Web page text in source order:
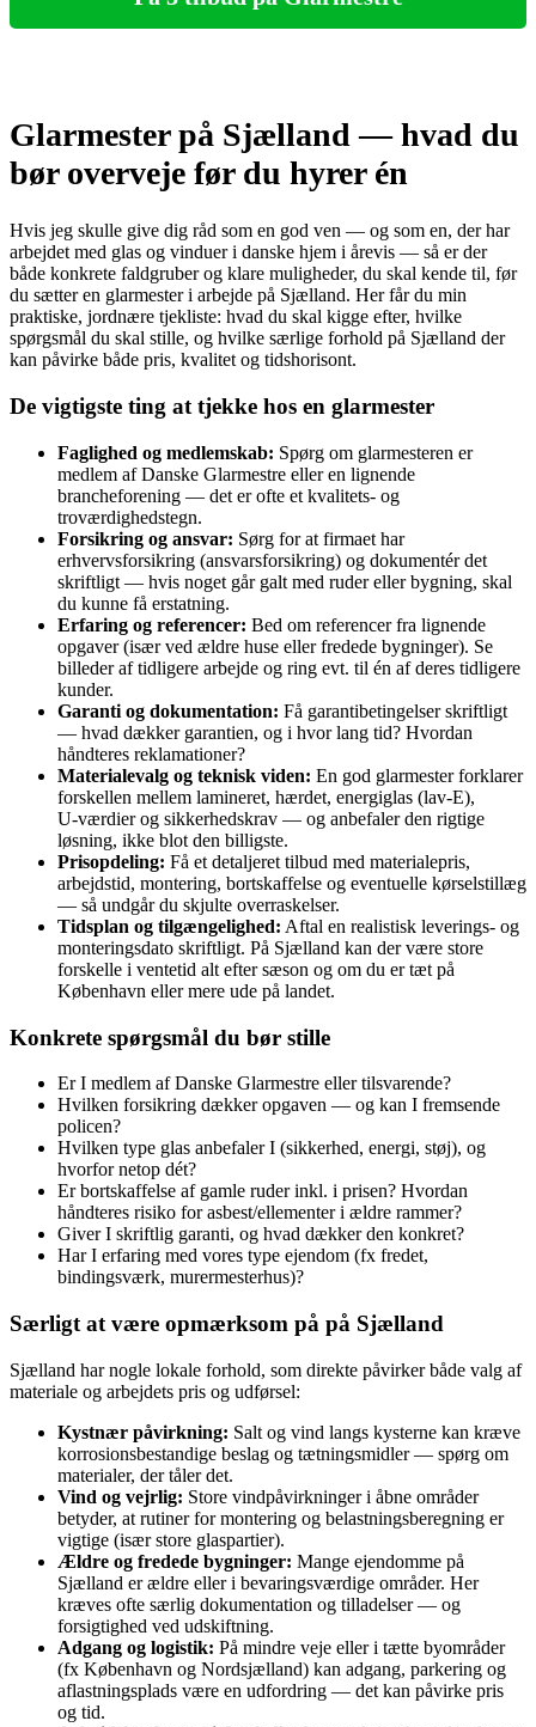
Glarmester på Sjælland — hvad du
bør overveje før du hyrer én
Hvis jeg skulle give dig råd som en god ven — og som en, der har
arbejdet med glas og vinduer i danske hjem i årevis — så er der
både konkrete faldgruber og klare muligheder, du skal kende til, før
du sætter en glarmester i arbejde på Sjælland. Her får du min
praktiske, jordnære tjekliste: hvad du skal kigge efter, hvilke
spørgsmål du skal stille, og hvilke særlige forhold på Sjælland der
kan påvirke både pris, kvalitet og tidshorisont.
De vigtigste ting at tjekke hos en glarmester
Faglighed og medlemskab: Spørg om glarmesteren er
medlem af Danske Glarmestre eller en lignende
brancheforening — det er ofte et kvalitets- og
troværdighedstegn.
Forsikring og ansvar: Sørg for at firmaet har
erhvervsforsikring (ansvarsforsikring) og dokumentér det
skriftligt — hvis noget går galt med ruder eller bygning, skal
du kunne få erstatning.
Erfaring og referencer: Bed om referencer fra lignende
opgaver (især ved ældre huse eller fredede bygninger). Se
billeder af tidligere arbejde og ring evt. til én af deres tidligere
kunder.
Garanti og dokumentation: Få garantibetingelser skriftligt
— hvad dækker garantien, og i hvor lang tid? Hvordan
håndteres reklamationer?
Materialevalg og teknisk viden: En god glarmester forklarer
forskellen mellem lamineret, hærdet, energiglas (lav‑E),
U‑værdier og sikkerhedskrav — og anbefaler den rigtige
løsning, ikke blot den billigste.
Prisopdeling: Få et detaljeret tilbud med materialepris,
arbejdstid, montering, bortskaffelse og eventuelle kørselstillæg
— så undgår du skjulte overraskelser.
Tidsplan og tilgængelighed: Aftal en realistisk leverings‑ og
monteringsdato skriftligt. På Sjælland kan der være store
forskelle i ventetid alt efter sæson og om du er tæt på
København eller mere ude på landet.
Konkrete spørgsmål du bør stille
Er I medlem af Danske Glarmestre eller tilsvarende?
Hvilken forsikring dækker opgaven — og kan I fremsende
policen?
Hvilken type glas anbefaler I (sikkerhed, energi, støj), og
hvorfor netop dét?
Er bortskaffelse af gamle ruder inkl. i prisen? Hvordan
håndteres risiko for asbest/ellementer i ældre rammer?
Giver I skriftlig garanti, og hvad dækker den konkret?
Har I erfaring med vores type ejendom (fx fredet,
bindingsværk, murermesterhus)?
Særligt at være opmærksom på på Sjælland
Sjælland har nogle lokale forhold, som direkte påvirker både valg af
materiale og arbejdets pris og udførsel:
Kystnær påvirkning: Salt og vind langs kysterne kan kræve
korrosionsbestandige beslag og tætningsmidler — spørg om
materialer, der tåler det.
Vind og vejrlig: Store vindpåvirkninger i åbne områder
betyder, at rutiner for montering og belastningsberegning er
vigtige (især store glaspartier).
Ældre og fredede bygninger: Mange ejendomme på
Sjælland er ældre eller i bevaringsværdige områder. Her
kræves ofte særlig dokumentation og tilladelser — og
forsigtighed ved udskiftning.
Adgang og logistik: På mindre veje eller i tætte byområder
(fx København og Nordsjælland) kan adgang, parkering og
aflastningsplads være en udfordring — det kan påvirke pris
og tid.